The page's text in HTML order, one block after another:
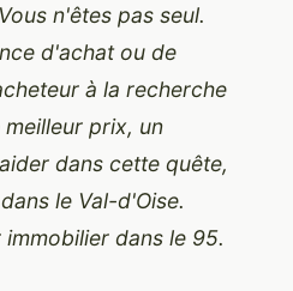
n'êtes pas seul.
d'achat ou de
à la recherche
prix, un
dans cette quête,
le Val-d'Oise.
dans le 95.